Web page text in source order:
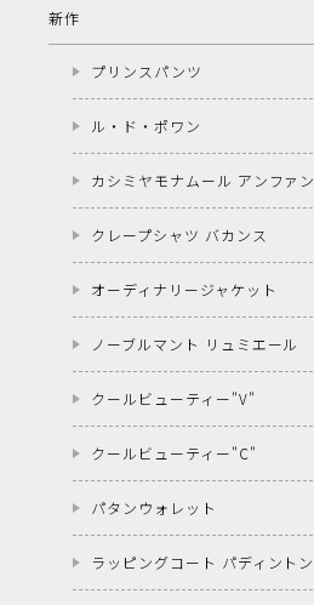
新作
プリンスパンツ
ル・ド・ポワン
カシミヤモナムール アンファン
クレープシャツ バカンス
オーディナリージャケット
ノーブルマント リュミエール
クールビューティー"V"
クールビューティー"C"
パタンウォレット
ラッピングコート パディントン